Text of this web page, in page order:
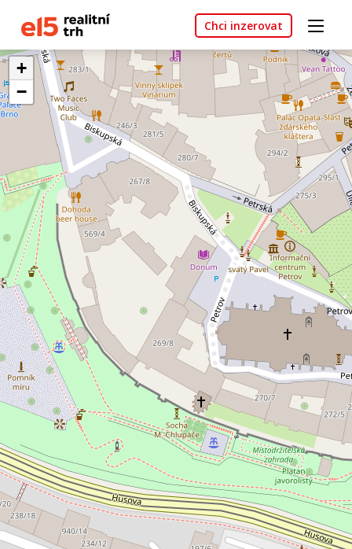
Chci inzerovat
+
−